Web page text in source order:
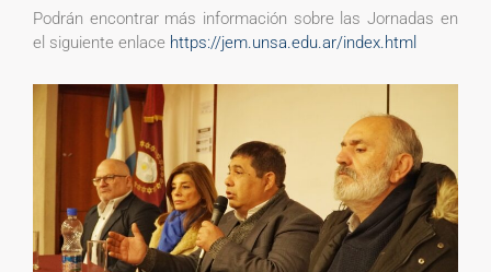
Podrán encontrar más información sobre las Jornadas en
el siguiente enlace https://jem.unsa.edu.ar/index.html